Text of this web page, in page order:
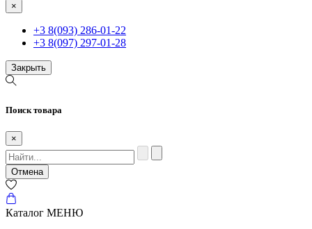
×
+3 8(093) 286-01-22
+3 8(097) 297-01-28
Закрыть
Поиск товара
×
Отмена
Каталог МЕНЮ